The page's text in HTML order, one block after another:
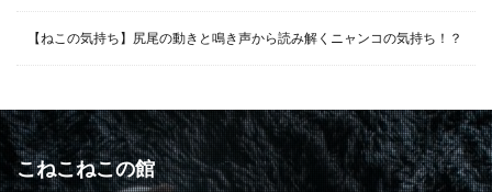
【ねこの気持ち】尻尾の動きと鳴き声から読み解くニャンコの気持ち！？
こねこねこの館